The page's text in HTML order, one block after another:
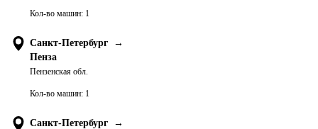
Кол-во машин: 1
Санкт-Петербург
→
Пенза
Пензенская обл.
Кол-во машин: 1
Санкт-Петербург
→